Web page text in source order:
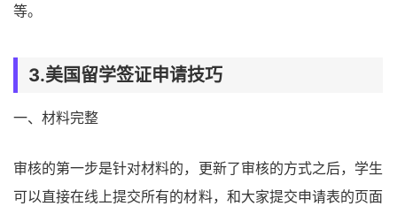
等。
3.美国留学签证申请技巧
一、材料完整
审核的第一步是针对材料的，更新了审核的方式之后，学生
可以直接在线上提交所有的材料，和大家提交申请表的页面